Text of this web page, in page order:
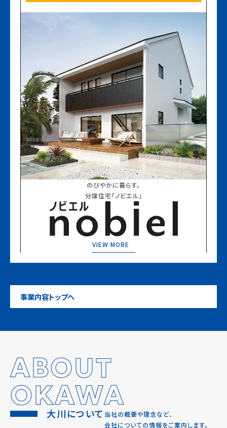
のびやかに暮らす。
分譲住宅「ノビエル」
VIEW MORE
事業内容トップへ
ABOUT
OKAWA
大川について 当社の概要や理念など、
会社についての情報をご案内します。